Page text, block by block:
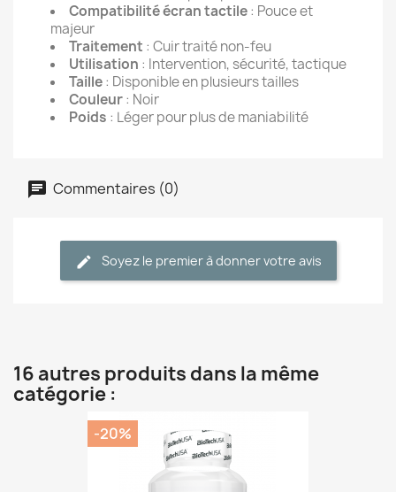
Compatibilité écran tactile: Pouce et
majeur
Traitement : Cuir traité non-feu
Utilisation : Intervention, sécurité, tactique
Taille: Disponible en plusieurs tailles
Couleur: Noir
Poids : Léger pour plus de maniabilité
Commentaires (0)
Soyez le premier à donner votre avis
16 autres produits dans la même
catégorie :
-20%